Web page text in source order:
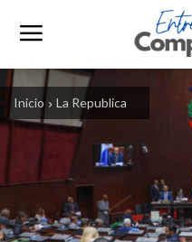
Inicio La Republica